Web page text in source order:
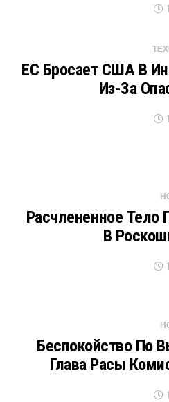
ЕС Бросает США В
Из-За
Расчлененное
В
Беспокойство По
Глава Расы